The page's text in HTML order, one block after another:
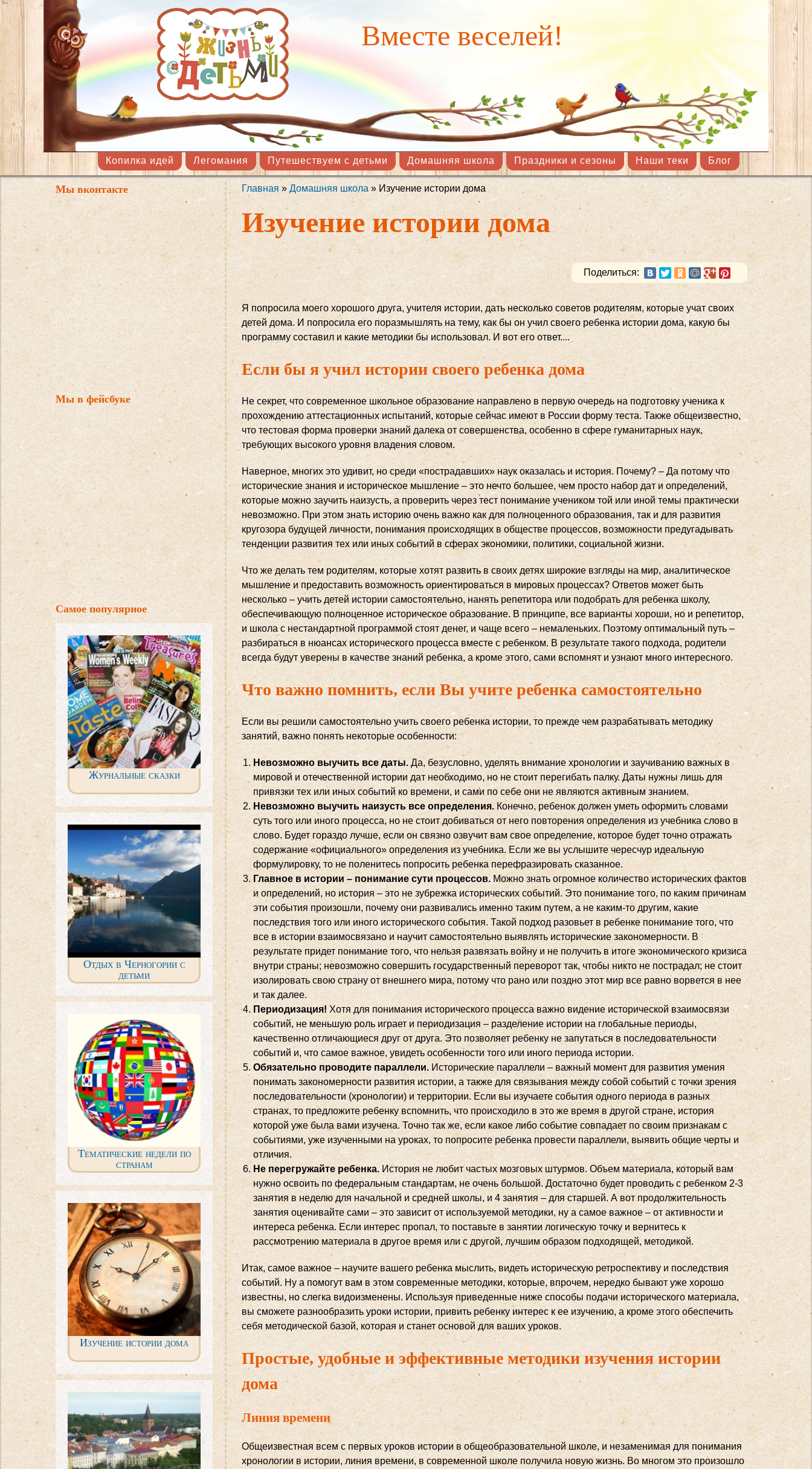
содержанию
Вместе веселей!
Копилка идей Легомания Путешествуем с детьми Домашняя школа Праздники и сезоны Наши теки Блог
Мы вконтакте
Мы в фейсбуке
Самое популярное
Журнальные сказки
Отдых в Черногории с
детьми
Тематические недели по
странам
Изучение истории дома
Вы здесь
Главная » Домашняя школа » Изучение истории дома
Изучение истории дома
Поделиться:
Я попросила моего хорошого друга, учителя истории, дать несколько советов родителям, которые учат своих
детей дома. И попросила его поразмышлять на тему, как бы он учил своего ребенка истории дома, какую бы
программу составил и какие методики бы использовал. И вот его ответ....
Если бы я учил истории своего ребенка дома
Не секрет, что современное школьное образование направлено в первую очередь на подготовку ученика к
прохождению аттестационных испытаний, которые сейчас имеют в России форму теста. Также общеизвестно,
что тестовая форма проверки знаний далека от совершенства, особенно в сфере гуманитарных наук,
требующих высокого уровня владения словом.
Наверное, многих это удивит, но среди «пострадавших» наук оказалась и история. Почему? – Да потому что
исторические знания и историческое мышление – это нечто большее, чем просто набор дат и определений,
которые можно заучить наизусть, а проверить через тест понимание учеником той или иной темы практически
невозможно. При этом знать историю очень важно как для полноценного образования, так и для развития
кругозора будущей личности, понимания происходящих в обществе процессов, возможности предугадывать
тенденции развития тех или иных событий в сферах экономики, политики, социальной жизни.
Что же делать тем родителям, которые хотят развить в своих детях широкие взгляды на мир, аналитическое
мышление и предоставить возможность ориентироваться в мировых процессах? Ответов может быть
несколько – учить детей истории самостоятельно, нанять репетитора или подобрать для ребенка школу,
обеспечивающую полноценное историческое образование. В принципе, все варианты хороши, но и репетитор,
и школа с нестандартной программой стоят денег, и чаще всего – немаленьких. Поэтому оптимальный путь –
разбираться в нюансах исторического процесса вместе с ребенком. В результате такого подхода, родители
всегда будут уверены в качестве знаний ребенка, а кроме этого, сами вспомнят и узнают много интересного.
Что важно помнить, если Вы учите ребенка самостоятельно
Если вы решили самостоятельно учить своего ребенка истории, то прежде чем разрабатывать методику
занятий, важно понять некоторые особенности:
Невозможно выучить все даты. Да, безусловно, уделять внимание хронологии и заучиванию важных в
мировой и отечественной истории дат необходимо, но не стоит перегибать палку. Даты нужны лишь для
привязки тех или иных событий ко времени, и сами по себе они не являются активным знанием.
Невозможно выучить наизусть все определения.Конечно, ребенок должен уметь оформить словами
суть того или иного процесса, но не стоит добиваться от него повторения определения из учебника слово в
слово. Будет гораздо лучше, если он связно озвучит вам свое определение, которое будет точно отражать
содержание «официального» определения из учебника. Если же вы услышите чересчур идеальную
формулировку, то не поленитесь попросить ребенка перефразировать сказанное.
Главное в истории – понимание сути процессов. Можно знать огромное количество исторических фактов
и определений, но история – это не зубрежка исторических событий. Это понимание того, по каким причинам
эти события произошли, почему они развивались именно таким путем, а не каким-то другим, какие
последствия того или иного исторического события. Такой подход разовьет в ребенке понимание того, что
все в истории взаимосвязано и научит самостоятельно выявлять исторические закономерности. В
результате придет понимание того, что нельзя развязать войну и не получить в итоге экономического кризиса
внутри страны; невозможно совершить государственный переворот так, чтобы никто не пострадал; не стоит
изолировать свою страну от внешнего мира, потому что рано или поздно этот мир все равно ворвется в нее
и так далее.
Периодизация! Хотя для понимания исторического процесса важно видение исторической взаимосвязи
событий, не меньшую роль играет и периодизация – разделение истории на глобальные периоды,
качественно отличающиеся друг от друга. Это позволяет ребенку не запутаться в последовательности
событий и, что самое важное, увидеть особенности того или иного периода истории.
Обязательно проводите параллели. Исторические параллели – важный момент для развития умения
понимать закономерности развития истории, а также для связывания между собой событий с точки зрения
последовательности (хронологии) и территории. Если вы изучаете события одного периода в разных
странах, то предложите ребенку вспомнить, что происходило в это же время в другой стране, история
которой уже была вами изучена. Точно так же, если какое либо событие совпадает по своим признакам с
событиями, уже изученными на уроках, то попросите ребенка провести параллели, выявить общие черты и
отличия.
Не перегружайте ребенка. История не любит частых мозговых штурмов. Объем материала, который вам
нужно освоить по федеральным стандартам, не очень большой. Достаточно будет проводить с ребенком 2-3
занятия в неделю для начальной и средней школы, и 4 занятия – для старшей. А вот продолжительность
занятия оценивайте сами – это зависит от используемой методики, ну а самое важное – от активности и
интереса ребенка. Если интерес пропал, то поставьте в занятии логическую точку и вернитесь к
рассмотрению материала в другое время или с другой, лучшим образом подходящей, методикой.
Итак, самое важное – научите вашего ребенка мыслить, видеть историческую ретроспективу и последствия
событий. Ну а помогут вам в этом современные методики, которые, впрочем, нередко бывают уже хорошо
известны, но слегка видоизменены. Используя приведенные ниже способы подачи исторического материала,
вы сможете разнообразить уроки истории, привить ребенку интерес к ее изучению, а кроме этого обеспечить
себя методической базой, которая и станет основой для ваших уроков.
Простые, удобные и эффективные методики изучения истории
дома
Линия времени
Общеизвестная всем с первых уроков истории в общеобразовательной школе, и незаменимая для понимания
хронологии в истории, линия времени, в современной школе получила новую жизнь. Во многом это произошло